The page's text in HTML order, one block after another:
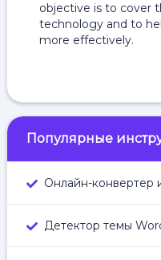
objective is to cover
technology and to
more effectively.
Популярные
Онлайн-конвертер
Детектор темы